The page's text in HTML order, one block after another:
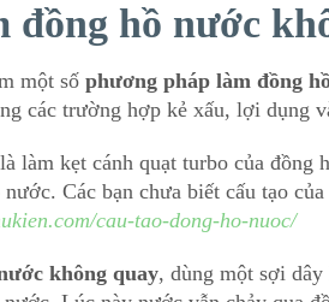
đồng hồ nước
một số phương pháp làm đồng
các trường hợp kẻ xấu, lợi dụng
làm kẹt cánh quạt turbo của đồng
Các bạn chưa biết cấu tạo
cau-tao-dong-ho-nuoc/
không quay, dùng một sợi